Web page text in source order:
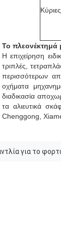
Το πλεονέκτημά
Η επιχείρηση
τριπλές,
περισσότερων
οχήματα
διαδικασία
τα αλιευτικά
Chenggong,
για το